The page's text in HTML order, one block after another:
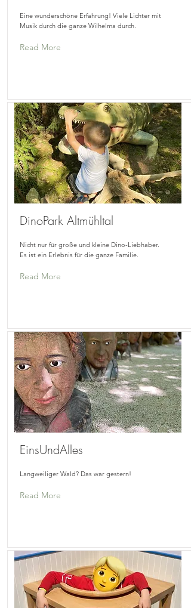
Eine wunderschöne Erfahrung! Viele Lichter mit
Musik durch die ganze Wilhelma durch.
Read More
DinoPark Altmühltal
Nicht nur für große und kleine Dino-Liebhaber.
Es ist ein Erlebnis für die ganze Familie.
Read More
EinsUndAlles
Langweiliger Wald? Das war gestern!
Read More